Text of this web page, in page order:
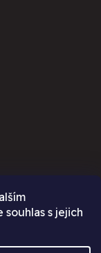
s jejich